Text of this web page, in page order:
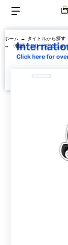
ホーム → タイトルから探す
→ 〈物語〉シリーズ ミニキ